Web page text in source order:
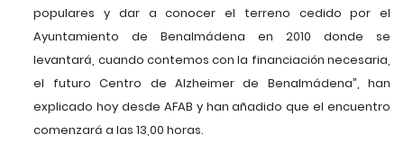
populares y dar a conocer el terreno cedido por el
Ayuntamiento de Benalmádena en 2010 donde se
levantará, cuando contemos con la financiación necesaria,
el futuro Centro de Alzheimer de Benalmádena”, han
explicado hoy desde AFAB y han añadido que el encuentro
comenzará a las 13,00 horas.